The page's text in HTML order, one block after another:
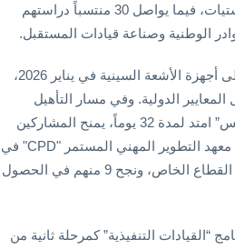
برامج البكالوريوس والماجستير في التجارة العالمية والجمارك واللوجستيات، فيما يواصل 30 منتسباً دراستهم
الوطنية وصناعة قيادات المستقبل.
كما عززت جمارك دبي هذه الجهود بإطلاق برنامج متخصص للتدريب على أجهزة الأشعة السينية في يناير 2026،
الدولية. وفي مسار التأهيل
المهني بالقطاع اللوجستي، نفذت جمارك دبي برنامجاً بالتعاون مع “نافس” امتد لمدة 32 يوماً، يمنح المشاركين
شهادة “أخصائي معتمد في العمليات الجمركية والتجارية” المعتمدة من معهد التطوير المهني المستمر "CPD" في
المملكة المتحدة، حيث استفاد منه 14 مشاركاً تم تدريبهم وتأهيلهم في القطاع الخاص، ونجح 9 منهم في الحصول
التنفيذية” كمرحلة ثانية من